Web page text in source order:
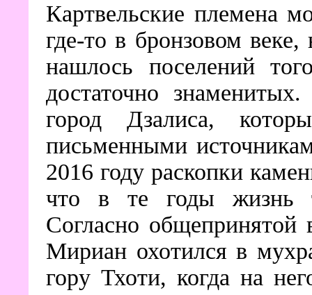
Картвельские племена
где-то в бронзовом
нашлось поселений
достаточно
город Дзалиса,
письменными
2016 году раскопки
что в те годы жизнь
Согласно общепринятой
Мириан охотился в
гору Тхоти, когда на